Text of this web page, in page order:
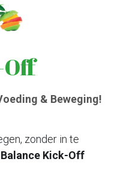
& Beweging!
zonder in te
Balance Kick-Off